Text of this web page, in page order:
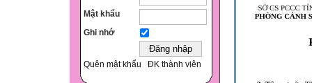
Mật khẩu
Ghi nhớ
Quên mật khẩu ĐK thành viên